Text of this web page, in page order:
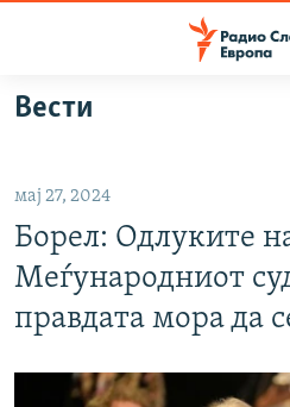
Оди
на
главната
навигација
Премини
на
ВИЗУЕЛНО
ВЕСТИ
ШТО ТРЕБА ДА ЗНАЕТЕ
ПРИЈАВИ СЕ ЗА ЊУЗЛЕТЕР
ПОДКАСТ ЗОШТО?
Вести
мај 27, 2024
Борел: Одлуките
Меѓународниот
правдата мора да